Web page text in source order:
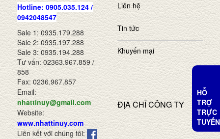
Hotline: 0905.035.124 /
0942048547
Sale 1: 0935.179.288
Sale 2: 0935.197.288
Sale 3: 0935.194.288
Tư vấn: 02363.967.859 /
858
Fax: 0236.967.857
Email:
nhattinuy@gmail.com
Website:
www.nhattinuy.com
Liên kết với chúng tôi:
Liên hệ
Tin tức
Khuyến mại
ĐỊA CHỈ CÔNG TY
HỖ
TRỢ
TRỰC
TUYẾN